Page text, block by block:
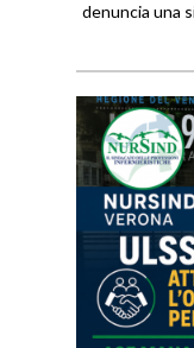
denuncia una